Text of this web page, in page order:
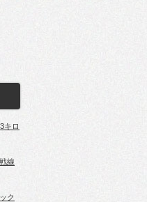
キロ
線
ク